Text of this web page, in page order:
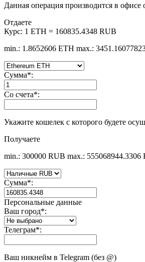
Данная операция производится в офисе
Отдаете
Курс: 1 ETH = 160835.4348 RUB
min.: 1.8652606 ETH max.:
Сумма*:
Со счета*:
Укажите кошелек с которого будете
Получаете
min.: 300000 RUB max.: 555068944.3306
Сумма*:
Персональные данные
Ваш город*:
Телеграм*:
Ваш никнейм в Telegram (без @)